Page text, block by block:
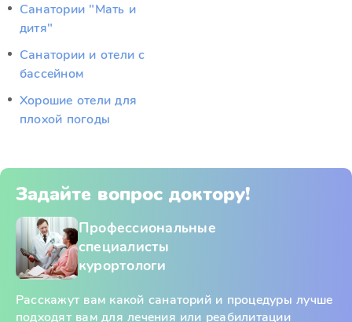
Санатории "Мать и
дитя"
Санатории и отели с
бассейном
Хорошие отели для
плохой погоды
Задайте вопрос доктору!
Профессиональные
специалисты
курортологи
Расскажут вам какой санаторий и процедуры лучше
подходят вам для лечения или реабилитации